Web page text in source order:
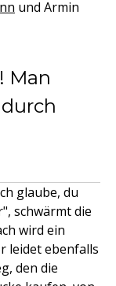
und Armin
Man
glaube, du
schwärmt die
wird ein
leidet ebenfalls
den die